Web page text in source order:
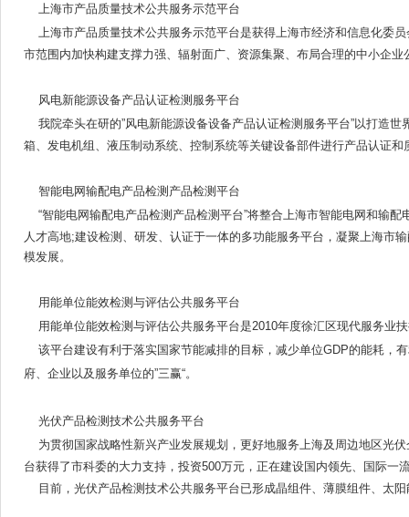
上海市产品质量技术公共服务示范平台
上海市产品质量技术公共服务示范平台是获得上海市经济和信息化委
市范围内加快构建支撑力强、辐射面广、资源集聚、布局合理的中小企业
风电新能源设备产品认证检测服务平台
我院牵头在研的”风电新能源设备设备产品认证检测服务平台”以打造
箱、发电机组、液压制动系统、控制系统等关键设备部件进行产品认证和
智能电网输配电产品检测产品检测平台
“智能电网输配电产品检测产品检测平台”将整合上海市智能电网和输
人才高地;建设检测、研发、认证于一体的多功能服务平台，凝聚上海市
模发展。
用能单位能效检测与评估公共服务平台
用能单位能效检测与评估公共服务平台是2010年度徐汇区现代服务业
该平台建设有利于落实国家节能减排的目标，减少单位GDP的能耗，
府、企业以及服务单位的”三赢“。
光伏产品检测技术公共服务平台
为贯彻国家战略性新兴产业发展规划，更好地服务上海及周边地区光
台获得了市科委的大力支持，投资500万元，正在建设国内领先、国际一
目前，光伏产品检测技术公共服务平台已形成晶组件、薄膜组件、太